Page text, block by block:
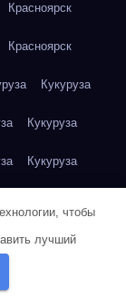
Красноярск
Красноярск
Кукуруза
Кукуруза
Кукуруза
грудка
грудка
чтобы
лучший